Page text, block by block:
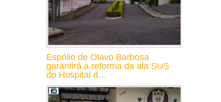
Espólio de Olavo Barbosa
garantirá a reforma da ala SUS
do Hospital d...